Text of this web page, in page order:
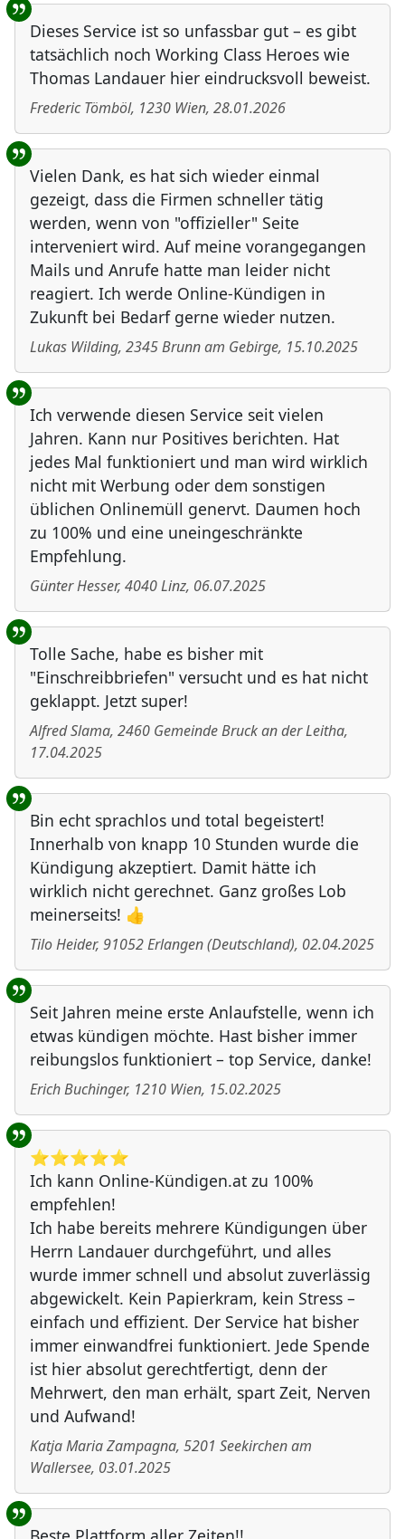
Benutzer-Rückmeldungen
Dieses Service ist so unfassbar gut – es gibt
tatsächlich noch Working Class Heroes wie
Thomas Landauer hier eindrucksvoll beweist.
Frederic Tömböl, 1230 Wien, 28.01.2026
Vielen Dank, es hat sich wieder einmal
gezeigt, dass die Firmen schneller tätig
werden, wenn von "offizieller" Seite
interveniert wird. Auf meine vorangegangen
Mails und Anrufe hatte man leider nicht
reagiert. Ich werde Online-Kündigen in
Zukunft bei Bedarf gerne wieder nutzen.
Lukas Wilding, 2345Brunn am Gebirge, 15.10.2025
Ich verwende diesen Service seit vielen
Jahren. Kann nur Positives berichten. Hat
jedes Mal funktioniert und man wird wirklich
nicht mit Werbung oder dem sonstigen
üblichen Onlinemüll genervt. Daumen hoch
zu 100% und eine uneingeschränkte
Empfehlung.
Günter Hesser, 4040Linz, 06.07.2025
Tolle Sache, habe es bisher mit
"Einschreibbriefen" versucht und es hat nicht
geklappt. Jetzt super!
Alfred Slama, 2460 Gemeinde Bruck an der Leitha,
17.04.2025
Bin echt sprachlos und total begeistert!
Innerhalb von knapp 10 Stunden wurde die
Kündigung akzeptiert. Damit hätte ich
wirklich nicht gerechnet. Ganz großes Lob
meinerseits! 👍
Tilo Heider, 91052Erlangen(Deutschland), 02.04.2025
Seit Jahren meine erste Anlaufstelle, wenn ich
etwas kündigen möchte. Hast bisher immer
reibungslos funktioniert – top Service, danke!
Erich Buchinger, 1210 Wien, 15.02.2025
⭐️⭐️⭐️⭐️⭐️
Ich kann Online-Kündigen.at zu 100%
empfehlen!
Ich habe bereits mehrere Kündigungen über
Herrn Landauer durchgeführt, und alles
wurde immer schnell und absolut zuverlässig
abgewickelt. Kein Papierkram, kein Stress –
einfach und effizient. Der Service hat bisher
immer einwandfrei funktioniert. Jede Spende
ist hier absolut gerechtfertigt, denn der
Mehrwert, den man erhält, spart Zeit, Nerven
und Aufwand!
Katja Maria Zampagna, 5201 Seekirchen am
Wallersee, 03.01.2025